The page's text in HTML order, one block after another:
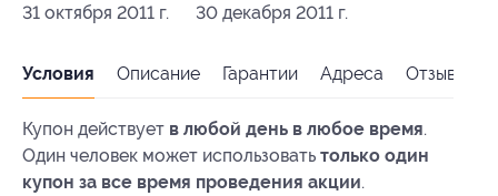
31 октября 2011 г. 30 декабря 2011 г.
Условия Описание Гарантии Адреса Отзывы
Купон действует в любой день в любое время.
Один человек может использовать только один
купон за все время проведения акции.